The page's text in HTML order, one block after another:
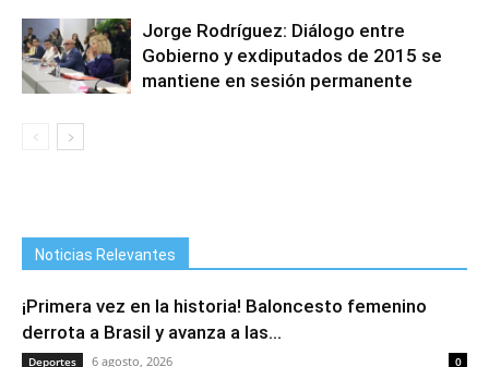
Jorge Rodríguez: Diálogo entre
Gobierno y exdiputados de 2015 se
mantiene en sesión permanente
Noticias Relevantes
¡Primera vez en la historia! Baloncesto femenino
derrota a Brasil y avanza a las...
Deportes 6 agosto, 2026 0